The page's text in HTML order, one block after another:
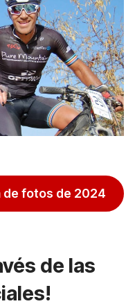
de fotos de 2024
de las